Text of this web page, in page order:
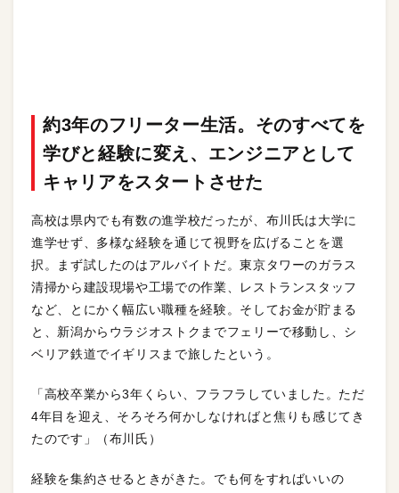
約3年のフリーター生活。そのすべてを
学びと経験に変え、エンジニアとして
キャリアをスタートさせた
高校は県内でも有数の進学校だったが、布川氏は大学に
進学せず、多様な経験を通じて視野を広げることを選
択。まず試したのはアルバイトだ。東京タワーのガラス
清掃から建設現場や工場での作業、レストランスタッフ
など、とにかく幅広い職種を経験。そしてお金が貯まる
と、新潟からウラジオストクまでフェリーで移動し、シ
ベリア鉄道でイギリスまで旅したという。
「高校卒業から3年くらい、フラフラしていました。ただ
4年目を迎え、そろそろ何かしなければと焦りも感じてき
たのです」（布川氏）
経験を集約させるときがきた。でも何をすればいいの